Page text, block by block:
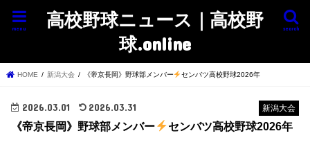
高校野球ニュース｜高校野
球.online
search
menu
HOME 新潟大会 《帝京長岡》野球部メンバー センバツ高校野球2026年
新潟大会
2026.03.01 2026.03.31
《帝京長岡》野球部メンバー センバツ高校野球2026年